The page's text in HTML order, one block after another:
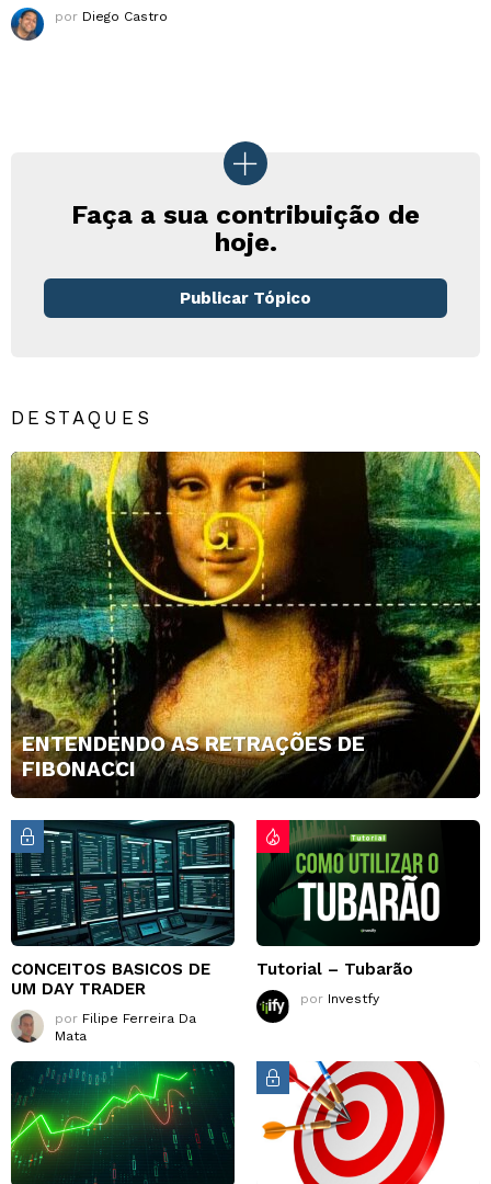
por Diego Castro
Faça a sua contribuição de
hoje.
Publicar Tópico
DESTAQUES
ENTENDENDO AS RETRAÇÕES DE
FIBONACCI
CONCEITOS BASICOS DE
UM DAY TRADER
por Filipe Ferreira Da
Mata
Tutorial – Tubarão
por Investfy